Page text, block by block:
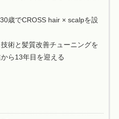
歳でCROSS hair × scalpを設
術と髪質改善チューニングを
ら13年目を迎える